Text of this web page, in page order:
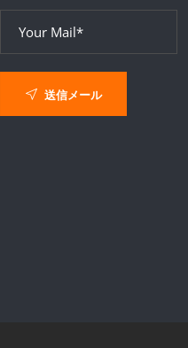
送信メール